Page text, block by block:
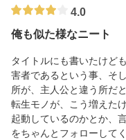
4.0
俺も似た様なニート
タイトルにも書いたけど
害者であるという事、そ
所が、主人公と違う所だと
転生モノが、こう増えた
起動しているのかとか、
をちゃんとフォローして